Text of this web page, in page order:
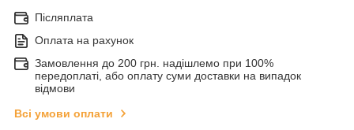
Післяплата
Оплата на рахунок
Замовлення до 200 грн. надішлемо при 100%
передоплаті, або оплату суми доставки на випадок
відмови
Всі умови оплати